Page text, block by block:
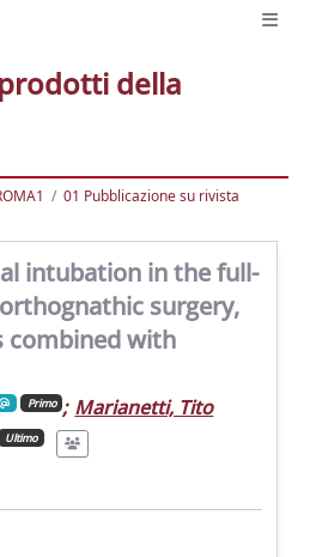
della
01 Pubblicazione su rivista
intubation in the full-
surgery,
combined with
Primo ; Marianetti, Tito
Ultimo